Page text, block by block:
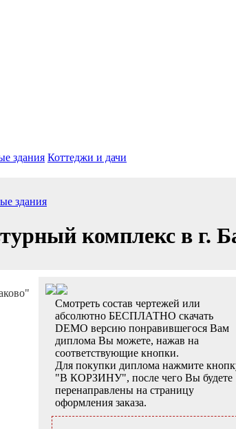
здания Коттеджи и дачи
здания
комплекс в г.
Смотреть состав чертежей или
абсолютно БЕСПЛАТНО скачать
DEMO версию понравившегося Вам
диплома Вы можете, нажав на
соответствующие кнопки.
Для покупки диплома нажмите
"В КОРЗИНУ", после чего Вы будете
перенаправлены на страницу
оформления заказа.